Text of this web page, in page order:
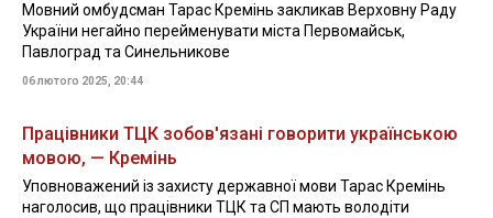
Мовний омбудсман Тарас Кремінь закликав Верховну Раду
України негайно перейменувати міста Первомайськ,
Павлоград та Синельникове
06 лютого 2025, 20:44
Працівники ТЦК зобов'язані говорити українською
мовою, — Кремінь
Уповноважений із захисту державної мови Тарас Кремінь
наголосив, що працівники ТЦК та СП мають володіти